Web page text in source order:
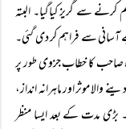
سے گریز کیاگیا۔ البتہ
آسانی سے فراہم کر دی گئی۔
صاحب کا خطاب جزوی طور پر
والا موثر اور ماہرانہ انداز،
بڑی مدت کے بعد ایسا منظر